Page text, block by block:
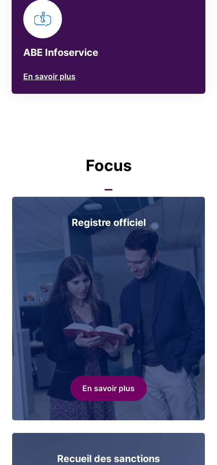
ABE Infoservice
En savoir plus
Focus
Registre officiel
En savoir plus
Recueil des sanctions